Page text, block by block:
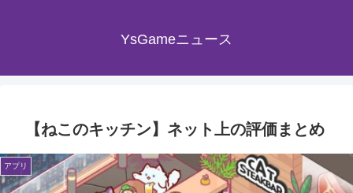
YsGameニュース
【ねこのキッチン】ネット上の評価まとめ
アプリ